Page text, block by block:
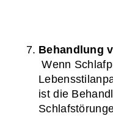
Behandlung
Wenn Schlafprobleme trotz
ist die